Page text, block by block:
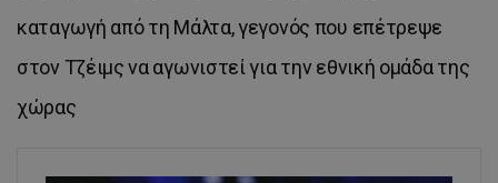
καταγωγή από τη Μάλτα, γεγονός που επέτρεψε
στον Τζέιμς να αγωνιστεί για την εθνική ομάδα της
χώρας